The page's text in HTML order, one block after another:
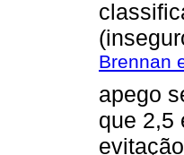
Brennan
apego
que 2,5